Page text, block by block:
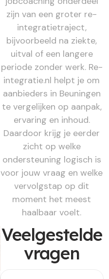
zijn van een groter re-
integratietraject,
bijvoorbeeld na ziekte,
uitval of een langere
periode zonder werk. Re-
integratie.nl helpt je om
aanbieders in Beuningen
te vergelijken op aanpak,
ervaring en inhoud.
Daardoor krijg je eerder
zicht op welke
ondersteuning logisch is
voor jouw vraag en welke
vervolgstap op dit
moment het meest
haalbaar voelt.
Veelgestelde
vragen